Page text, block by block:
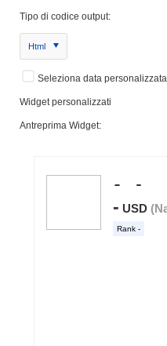
Tipo di codice output:
Html
Seleziona data personalizzata
Widget personalizzati
Antreprima Widget: